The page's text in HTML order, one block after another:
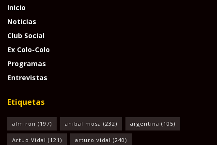
Inicio
Noticias
Club Social
Ex Colo-Colo
Programas
Entrevistas
Etiquetas
almiron (197) anibal mosa (232) argentina (105)
Artuo Vidal (121) arturo vidal (240)